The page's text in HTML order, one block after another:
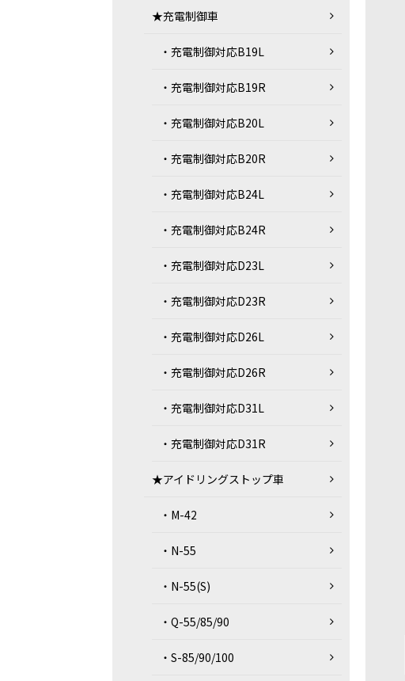
★充電制御車
・充電制御対応B19L
・充電制御対応B19R
・充電制御対応B20L
・充電制御対応B20R
・充電制御対応B24L
・充電制御対応B24R
・充電制御対応D23L
・充電制御対応D23R
・充電制御対応D26L
・充電制御対応D26R
・充電制御対応D31L
・充電制御対応D31R
★アイドリングストップ車
・M-42
・N-55
・N-55(S)
・Q-55/85/90
・S-85/90/100